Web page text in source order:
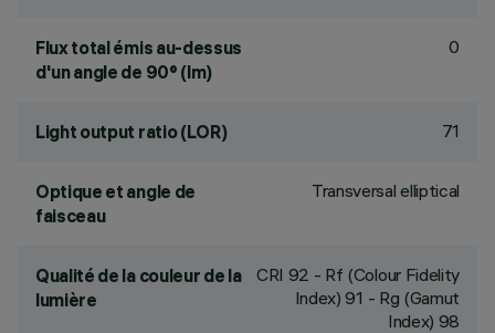
Flux total émis au-dessus
d'un angle de 90° (lm)
0
Light output ratio (LOR) 71
Optique et angle de
faisceau
Transversal elliptical
Qualité de la couleur de la
lumière
CRI 92 - Rf (Colour Fidelity
Index) 91 - Rg (Gamut
Index) 98